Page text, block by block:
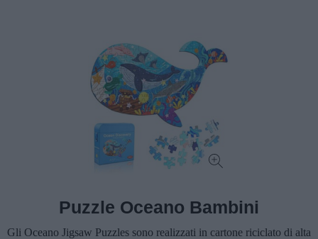
Puzzle Oceano Bambini
Gli Oceano Jigsaw Puzzles sono realizzati in cartone riciclato di alta